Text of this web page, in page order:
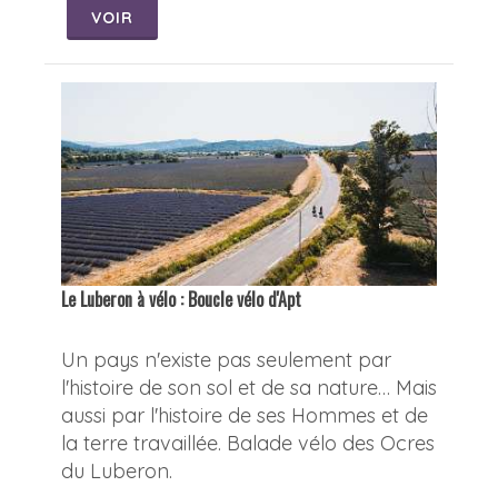
VOIR
Le Luberon à vélo : Boucle vélo d'Apt
Un pays n'existe pas seulement par
l'histoire de son sol et de sa nature… Mais
aussi par l'histoire de ses Hommes et de
la terre travaillée. Balade vélo des Ocres
du Luberon.